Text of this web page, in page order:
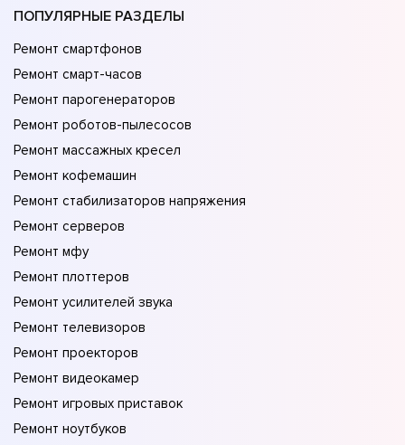
ПОПУЛЯРНЫЕ РАЗДЕЛЫ
Ремонт смартфонов
Ремонт смарт-часов
Ремонт парогенераторов
Ремонт роботов-пылесосов
Ремонт массажных кресел
Ремонт кофемашин
Ремонт стабилизаторов напряжения
Ремонт серверов
Ремонт мфу
Ремонт плоттеров
Ремонт усилителей звука
Ремонт телевизоров
Ремонт проекторов
Ремонт видеокамер
Ремонт игровых приставок
Ремонт ноутбуков